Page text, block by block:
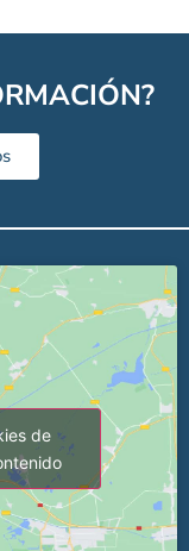
de